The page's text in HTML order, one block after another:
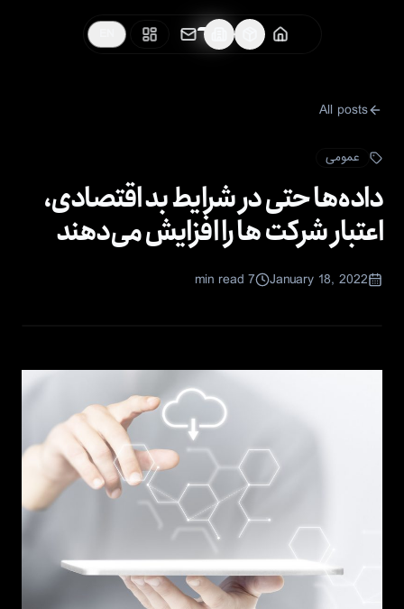
All posts
عمومی
داده‌ها حتی در شرایط بد اقتصادی،
اعتبار شرکت ها را افزایش می‌دهند
January 18, 2022
7